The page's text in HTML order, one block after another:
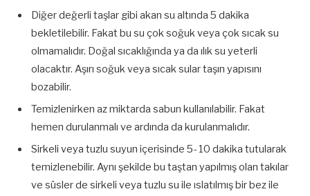
Diğer değerli taşlar gibi akan su altında 5 dakika
bekletilebilir. Fakat bu su çok soğuk veya çok sıcak su
olmamalıdır. Doğal sıcaklığında ya da ılık su yeterli
olacaktır. Aşırı soğuk veya sıcak sular taşın yapısını
bozabilir.
Temizlenirken az miktarda sabun kullanılabilir. Fakat
hemen durulanmalı ve ardında da kurulanmalıdır.
Sirkeli veya tuzlu suyun içerisinde 5- 10 dakika tutularak
temizlenebilir. Aynı şekilde bu taştan yapılmış olan takılar
ve süsler de sirkeli veya tuzlu su ile ıslatılmış bir bez ile